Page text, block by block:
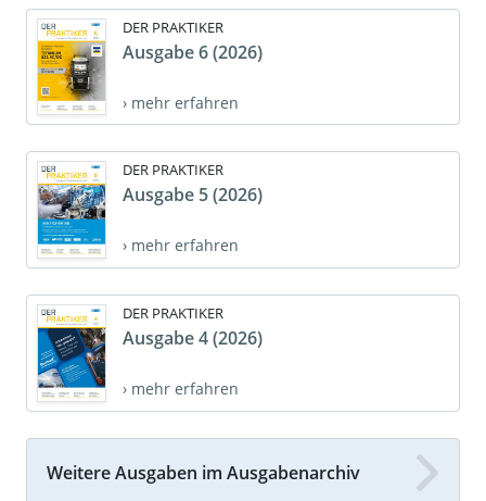
DER PRAKTIKER
Ausgabe 6 (2026)
› mehr erfahren
DER PRAKTIKER
Ausgabe 5 (2026)
› mehr erfahren
DER PRAKTIKER
Ausgabe 4 (2026)
› mehr erfahren
Weitere Ausgaben im Ausgabenarchiv